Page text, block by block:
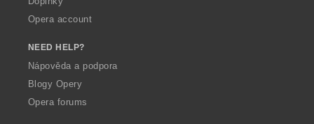
Opera account
NEED HELP?
Nápověda a podpora
Blogy Opery
Opera forums